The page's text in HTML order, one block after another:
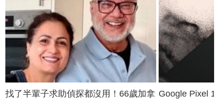
找了半輩子求助偵探都沒用！66歲加拿 Google Pixel